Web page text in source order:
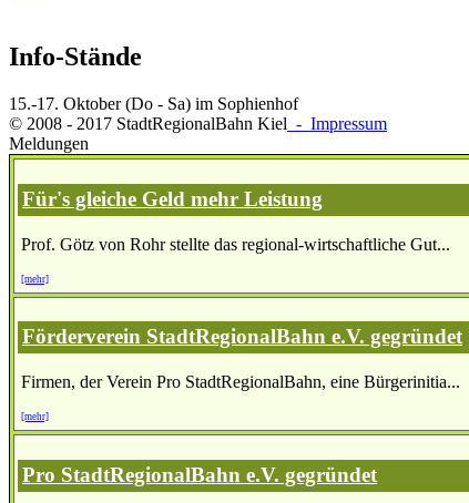
Info-Stände
15.-17. Oktober (Do - Sa) im Sophienhof
© 2008 - 2017 StadtRegionalBahn Kiel - Impressum
Meldungen
Für's gleiche Geld mehr Leistung
Prof. Götz von Rohr stellte das regional-wirtschaftliche Gut...
[mehr]
Förderverein StadtRegionalBahn e.V. gegründet
Firmen, der Verein Pro StadtRegionalBahn, eine Bürgerinitia...
[mehr]
Pro StadtRegionalBahn e.V. gegründet